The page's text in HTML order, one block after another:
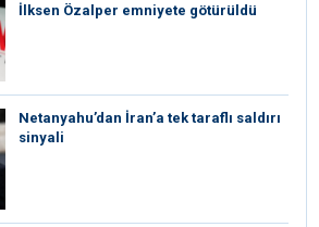
İlksen Özalper emniyete götürüldü
Netanyahu’dan İran’a tek taraflı saldırı
sinyali